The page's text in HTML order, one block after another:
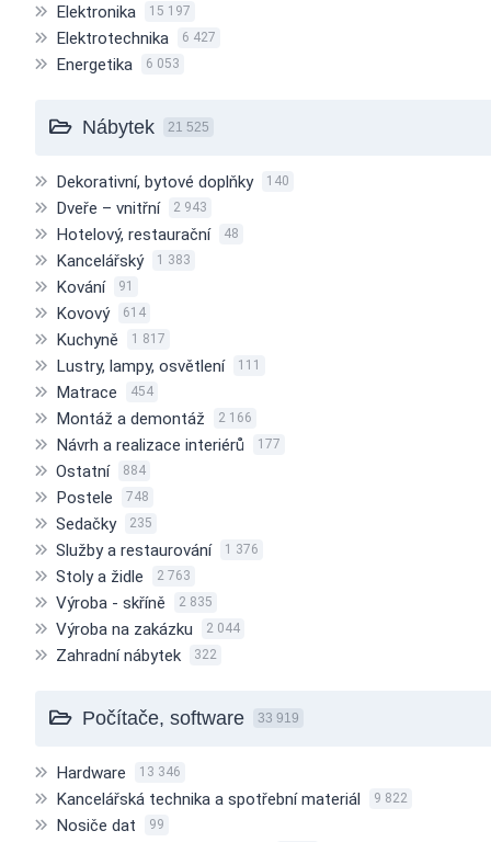
Elektronika 15 197
Elektrotechnika 6 427
Energetika 6 053
Nábytek 21 525
Dekorativní, bytové doplňky 140
Dveře – vnitřní 2 943
Hotelový, restaurační 48
Kancelářský 1 383
Kování 91
Kovový 614
Kuchyně 1 817
Lustry, lampy, osvětlení 111
Matrace 454
Montáž a demontáž 2 166
Návrh a realizace interiérů 177
Ostatní 884
Postele 748
Sedačky 235
Služby a restaurování 1 376
Stoly a židle 2 763
Výroba - skříně 2 835
Výroba na zakázku 2 044
Zahradní nábytek 322
Počítače, software 33 919
Hardware 13 346
Kancelářská technika a spotřební materiál 9 822
Nosiče dat 99